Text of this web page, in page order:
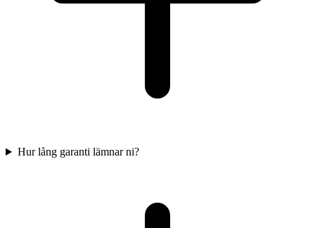
Hur lång garanti lämnar ni?